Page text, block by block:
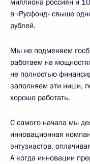
миллиона россиян и
в «Русфонд» свыше
рублей.
Мы не подменяем
работаем на
не полностью
заполняем эти ниши,
хорошо работать.
С самого начала мы
инновационная
энтузиастов,
А когда инновации